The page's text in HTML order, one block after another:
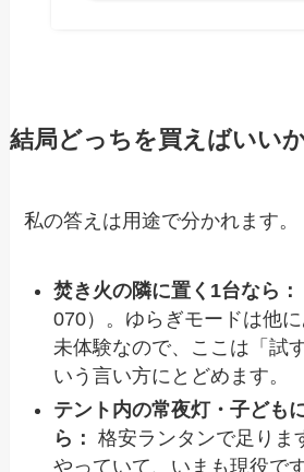
結局どっちを買えばいい
私の答えは用途で分かれます。
焚き火の隣に置く1台なら：
070）。ゆらぎモードは他
未体験なので、ここは「試
いう言い方にとどめます。
テント内の常夜灯・子ども
ら： 格安ランタンで足りま
やっていて、いまも現役です